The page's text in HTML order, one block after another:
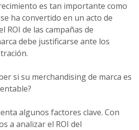
es tan importante como
ha convertido en un acto de
ROI de las campañas de
debe justificarse ante los
si su merchandising de marca es
algunos factores clave. Con
a analizar el ROI del